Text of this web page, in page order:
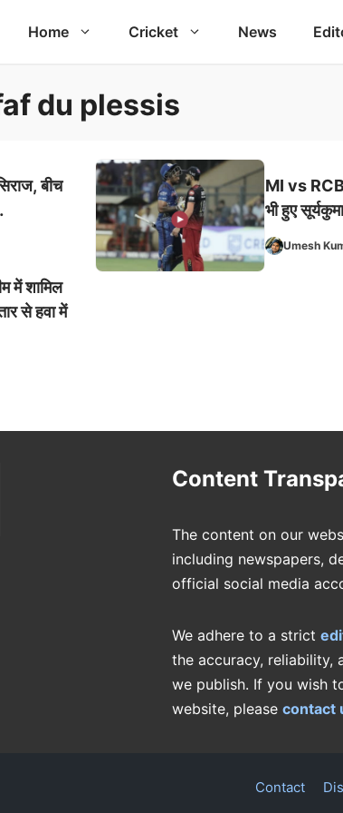
Home Cricket News
du plessis
बीच
MI vs RCB
भी हुए
Umesh
में शामिल
से हवा में
Content
The content on our
including newspapers,
official social media
We adhere to a strict
the accuracy, reliability,
we publish. If you wish
website, please contact
Contact